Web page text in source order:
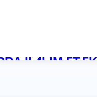
II